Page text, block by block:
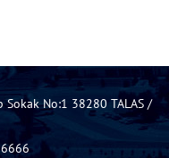
No:1 38280 TALAS /